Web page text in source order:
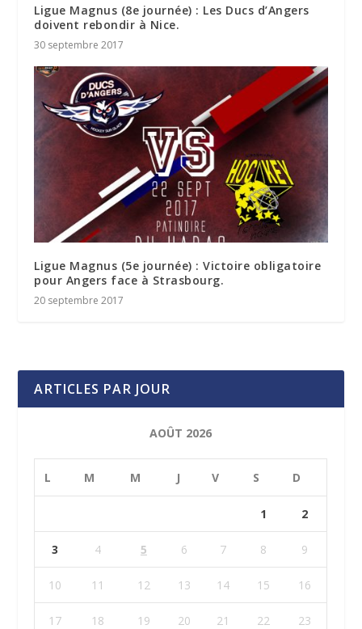
Ligue Magnus (8e journée) : Les Ducs d’Angers
doivent rebondir à Nice.
30 septembre 2017
Ligue Magnus (5e journée) : Victoire obligatoire
pour Angers face à Strasbourg.
20 septembre 2017
ARTICLES PAR JOUR
AOÛT 2026
L M M J V S D
1 2
3 4 5 6 7 8 9
10 11 12 13 14 15 16
17 18 19 20 21 22 23